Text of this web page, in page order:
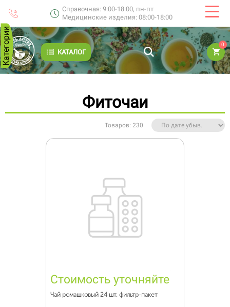
Справочная: 9:00-18:00, пн-пт
Медицинские изделия: 08:00-18:00
КАТАЛОГ
0
Категории
Фиточаи
Товаров: 230
Стоимость уточняйте
Чай ромашковый 24 шт. фильтр-пакет